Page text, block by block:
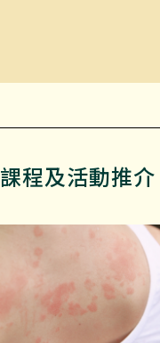
課程及活動推介